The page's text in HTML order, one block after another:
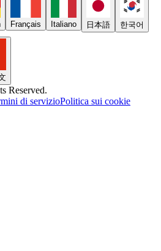
Français Italiano 日本語 한국어
Reserved.
di servizioPolitica sui cookie